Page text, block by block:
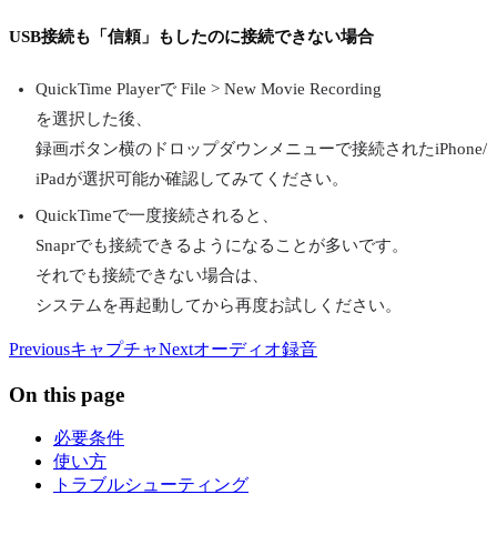
USB接続も「信頼」もしたのに接続できない場合
QuickTime Playerで File > New Movie Recording
を選択した後、
録画ボタン横のドロップダウンメニューで接続されたiPhone/
iPadが選択可能か確認してみてください。
QuickTimeで一度接続されると、
Snaprでも接続できるようになることが多いです。
それでも接続できない場合は、
システムを再起動してから再度お試しください。
PreviousキャプチャNextオーディオ録音
On this page
必要条件
使い方
トラブルシューティング